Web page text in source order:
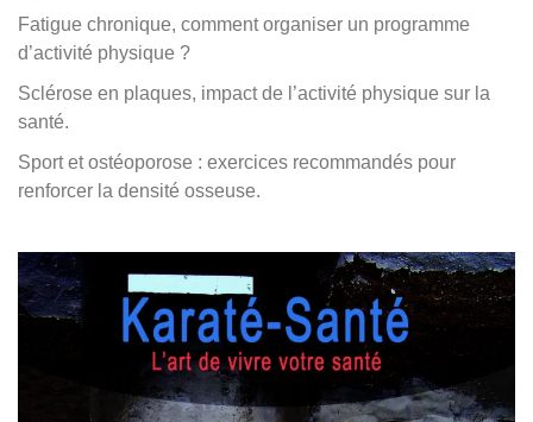
Fatigue chronique, comment organiser un programme
d’activité physique ?
Sclérose en plaques, impact de l’activité physique sur la
santé.
Sport et ostéoporose : exercices recommandés pour
renforcer la densité osseuse.